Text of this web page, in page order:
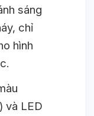
sáng
chỉ
hình
và LED